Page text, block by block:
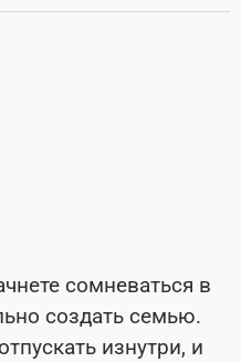
сомневаться в
создать семью.
изнутри, и